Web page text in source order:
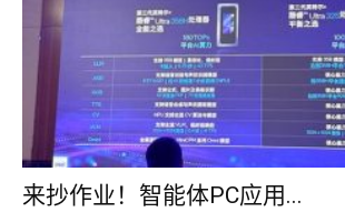
来抄作业！智能体PC应用...